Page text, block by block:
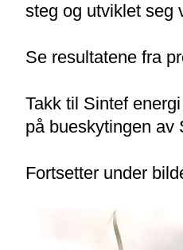
steg og utviklet seg
Se resultatene fra
Takk til Sintef
på bueskytingen av
Fortsetter under